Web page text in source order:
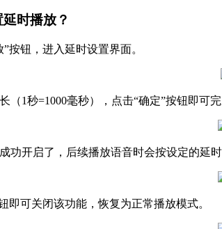
时播放？
按钮，进入延时设置界面。
（1秒=1000毫秒），点击“确定”按钮即可完
功开启了，后续播放语音时会按设定的延时
即可关闭该功能，恢复为正常播放模式。